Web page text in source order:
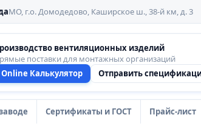
МО, г.о. Домодедово, Каширское ш., 38-й км, д. 3
вентиляционных изделий
поставки для монтажных организаций
Online Калькулятор
Отправить
Сертификаты и ГОСТ Прайс-лист